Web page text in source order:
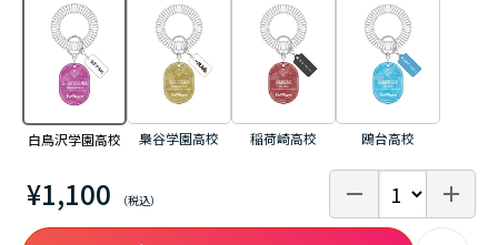
¥1,100
白鳥沢学園高校 梟谷学園高校 稲荷崎高校 鴎台高校